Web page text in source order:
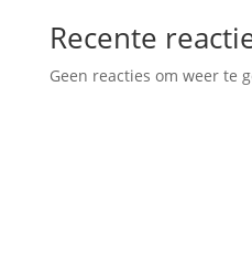
Recente
Geen reacties om weer te